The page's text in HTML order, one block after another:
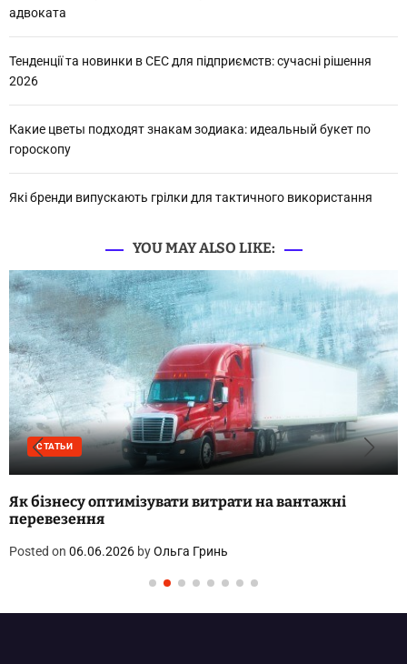
адвоката
Тенденції та новинки в СЕС для підприємств: сучасні рішення
2026
Какие цветы подходят знакам зодиака: идеальный букет по
гороскопу
Які бренди випускають грілки для тактичного використання
YOU MAY ALSO LIKE:
СТАТЬИ
Як бізнесу оптимізувати витрати на вантажні
перевезення
Posted on 06.06.2026 byОльга Гринь